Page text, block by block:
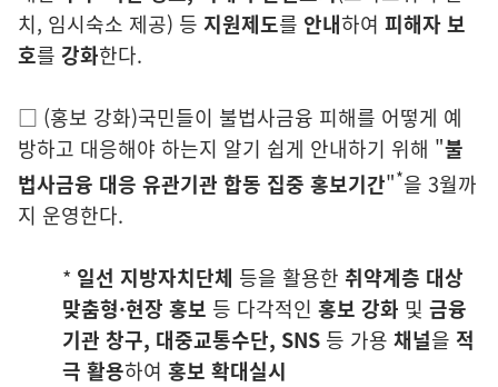
치, 임시숙소 제공) 등 지원제도를 안내하여 피해자 보
호를 강화한다.
□ (홍보 강화)국민들이 불법사금융 피해를 어떻게 예
방하고 대응해야 하는지 알기 쉽게 안내하기 위해 "불
법사금융 대응 유관기관 합동 집중 홍보기간"*을 3월까
지 운영한다.
* 일선 지방자치단체 등을 활용한 취약계층 대상
맞춤형·현장 홍보 등 다각적인 홍보 강화 및 금융
기관 창구, 대중교통수단, SNS 등 가용 채널을 적
극 활용하여 홍보 확대실시